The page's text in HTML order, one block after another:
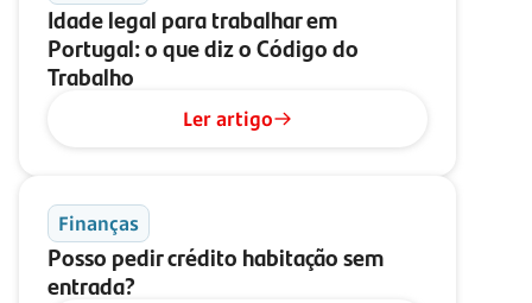
Idade legal para trabalhar em
Portugal: o que diz o Código do
Trabalho
Ler artigo
Finanças
Posso pedir crédito habitação sem
entrada?